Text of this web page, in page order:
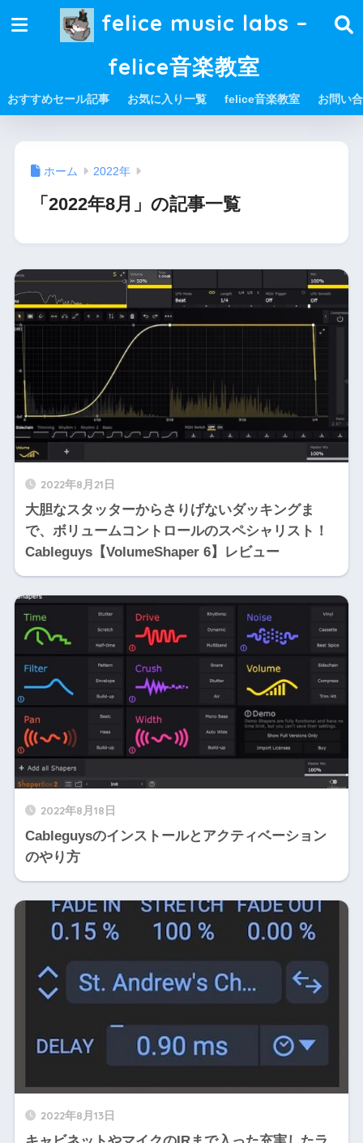
felice music labs –
felice音楽教室
おすすめセール記事 お気に入り一覧 felice音楽教室 お問い
ホーム 2022年
「2022年8月」の記事一覧
2022年8月21日
大胆なスタッターからさりげないダッキングま
で、ボリュームコントロールのスペシャリスト！
Cableguys【VolumeShaper 6】レビュー
2022年8月18日
Cableguysのインストールとアクティベーション
のやり方
2022年8月13日